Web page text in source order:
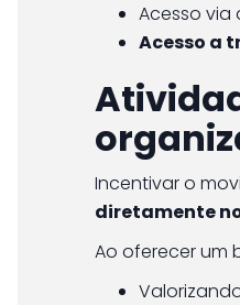
Acesso via
Acesso a
Incentivar o
diretamente
Ao oferecer um